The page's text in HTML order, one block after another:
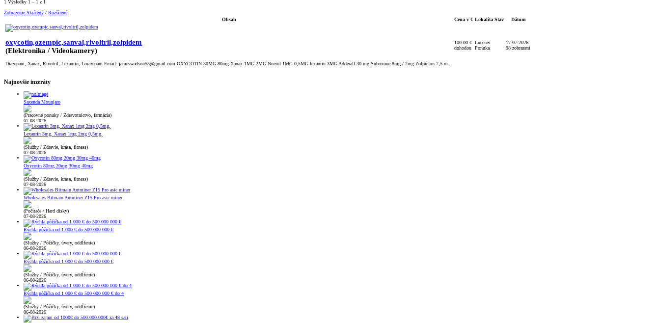
1 Výsledky 1 – 1 z 1
Zobrazenie Skrátený / Rozšírené
Obsah
Cena v € Lokalita Stav Dátum
oxycotin,ozempic,sanval,rivoltril,zolpidem
(Elektronika / Videokamery)
Diazepam, Xanax, Rivotril, Lexaurin, Lorazepam Email: jameswadson55@gmail.com OXYCOTIN 30MG 80mg Xanax 1MG 2MG Nuerol 1MG 0,5MG lexaurin 3MG Adderall 30 mg Suboxone 8mg / 2mg Zolpiclon 7,5 m...
100.00 €
dohodou
Lučenec
Ponuka
17-07-2026
98 zobrazení
Najnovšie inzeráty
Saxenda Mounjaro
(Pracovné ponuky / Zdravotníctvo, farmácia)
07-08-2026
Lexaurin 3mg, Xanax 1mg 2mg 0,5mg,
(Služby / Zdravie, krása, fitness)
07-08-2026
Oxycotin 80mg 20mg 30mg 40mg
(Služby / Zdravie, krása, fitness)
07-08-2026
Wholesales Bitmain Antminer Z15 Pro asic miner
(Počítače / Hard disky)
07-08-2026
Rýchla pôžička od 1 000 € do 500 000 000 €
(Služby / Pôžičky, úvery, oddĺženie)
06-08-2026
Rýchla pôžička od 1 000 € do 500 000 000 €
(Služby / Pôžičky, úvery, oddĺženie)
06-08-2026
Rýchla pôžička od 1 000 € do 500 000 000 € do 4
(Služby / Pôžičky, úvery, oddĺženie)
06-08-2026